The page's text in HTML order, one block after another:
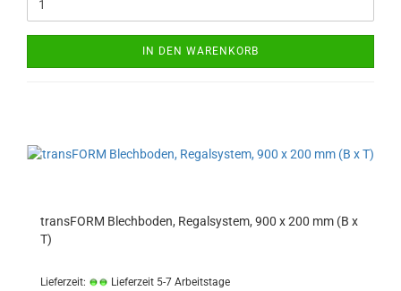
IN DEN WARENKORB
transFORM Blechboden, Regalsystem, 900 x 200 mm (B x
T)
Lieferzeit: Lieferzeit 5-7 Arbeitstage